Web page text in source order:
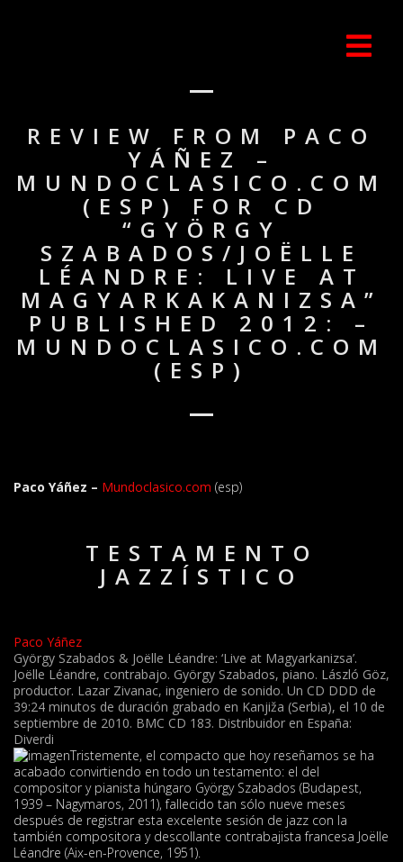
REVIEW FROM PACO
YÁÑEZ –
MUNDOCLASICO.COM
(ESP) FOR CD
“GYÖRGY
SZABADOS/JOËLLE
LÉANDRE: LIVE AT
MAGYARKAKANIZSA”
PUBLISHED 2012: –
MUNDOCLASICO.COM
(ESP)
Paco Yáñez – Mundoclasico.com (esp)
TESTAMENTO
JAZZÍSTICO
Paco Yáñez
György Szabados & Joëlle Léandre: ‘Live at Magyarkanizsa’.
Joëlle Léandre, contrabajo. György Szabados, piano. László Göz,
productor. Lazar Zivanac, ingeniero de sonido. Un CD DDD de
39:24 minutos de duración grabado en Kanjiža (Serbia), el 10 de
septiembre de 2010. BMC CD 183. Distribuidor en España:
Diverdi
Tristemente, el compacto que hoy reseñamos se ha
acabado convirtiendo en todo un testamento: el del
compositor y pianista húngaro György Szabados (Budapest,
1939 – Nagymaros, 2011), fallecido tan sólo nueve meses
después de registrar esta excelente sesión de jazz con la
también compositora y descollante contrabajista francesa Joëlle
Léandre (Aix-en-Provence, 1951).